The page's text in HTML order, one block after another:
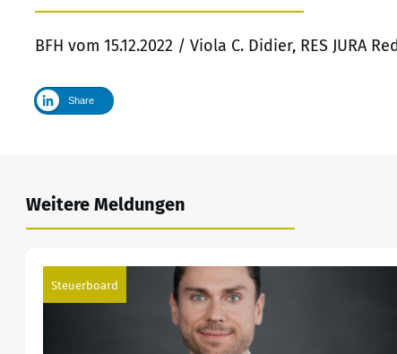
BFH vom 15.12.2022 / Viola C. Didier, RES JURA
Share
Weitere Meldungen
Steuerboard